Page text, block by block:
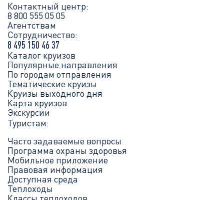
Контактный центр:
8 800 555 05 05
Агентствам
Сотрудничество:
8 495 150 46 37
Каталог круизов
Популярные направления
По городам отправления
Тематические круизы
Круизы выходного дня
Карта круизов
Экскурсии
Туристам:
Часто задаваемые вопросы
Программа охраны здоровья
Мобильное приложение
Правовая информация
Доступная среда
Теплоходы